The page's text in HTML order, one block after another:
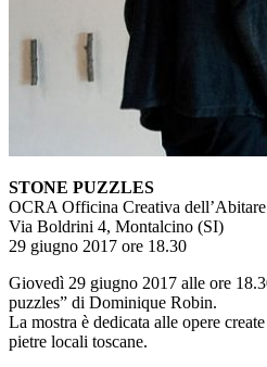
STONE PUZZLES
OCRA Officina Creativa dell’Abitare
Via Boldrini 4, Montalcino (SI)
29 giugno 2017 ore 18.30
Giovedì 29 giugno 2017 alle ore
puzzles” di Dominique Robin.
La mostra è dedicata alle opere
pietre locali toscane.